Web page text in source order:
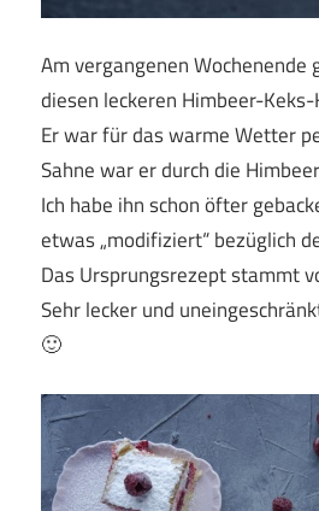
Am vergangenen Wochenende
diesen leckeren Himbeer-Keks-
Er war für das warme Wetter
Sahne war er durch die
Ich habe ihn schon öfter
etwas „modifiziert“ bezüglich
Das Ursprungsrezept stammt
Sehr lecker und
🙂